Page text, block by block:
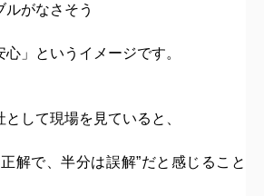
ルがなさそう
」というイメージです。
として現場を見ていると、
解で、半分は誤解”だと感じること